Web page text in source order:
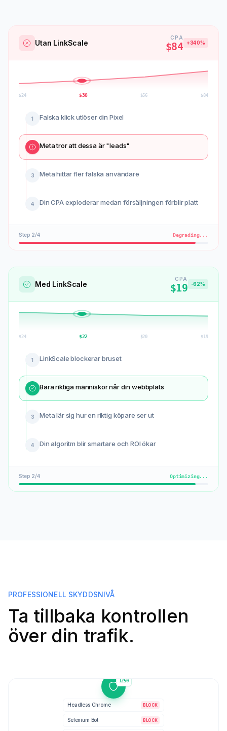
Utan LinkScale
CPA
$84 +340%
$24 $38 $56 $ 84
1 Falska klick utlöser din Pixel
2 Meta tror att dessa är "leads"
Meta hittar fler falska användare
4 Din CPA exploderar medan försäljningen förblir platt
Step 3/4 Degrading...
Med LinkScale
CPA
$19 -62%
$24 $22 $20 $19
1 LinkScale blockerar bruset
2 Bara riktiga människor når din webbplats
Meta lär sig hur en riktig köpare ser ut
4 Din algoritm blir smartare och ROI ökar
Step 3/4 Optimizing...
PROFESSIONELL SKYDDSNIVÅ
Ta tillbaka kontrollen
över din trafik.
1251
Headless Chrome BLOCK
Selenium Bot BLOCK